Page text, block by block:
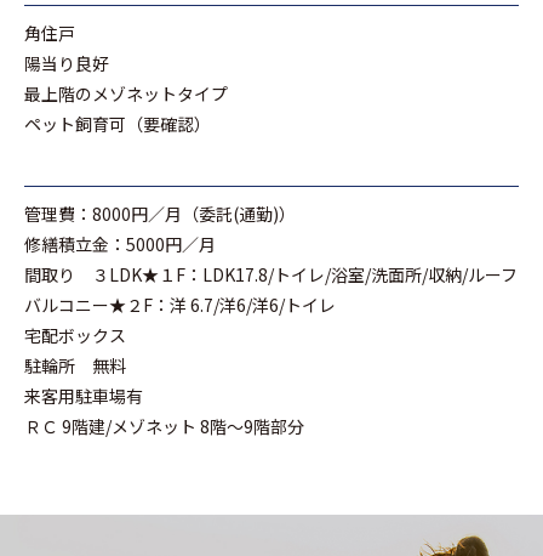
角住戸
陽当り良好
最上階のメゾネットタイプ
ペット飼育可（要確認）
管理費：8000円／月（委託(通勤)）
修繕積立金：5000円／月
間取り ３LDK★１F：LDK17.8/トイレ/浴室/洗面所/収納/ルーフ
バルコニー★２F：洋 6.7/洋6/洋6/トイレ
宅配ボックス
駐輪所 無料
来客用駐車場有
ＲＣ 9階建/メゾネット 8階～9階部分